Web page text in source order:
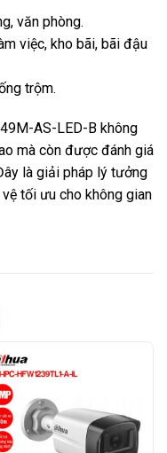
văn phòng.
việc, kho bãi, bãi đậu
trộm.
AS-LED-B không
mà còn được đánh giá
là giải pháp lý tưởng
tối ưu cho không gian